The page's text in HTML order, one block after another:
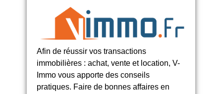
Afin de réussir vos transactions
immobilières : achat, vente et location, V-
Immo vous apporte des conseils
pratiques. Faire de bonnes affaires en